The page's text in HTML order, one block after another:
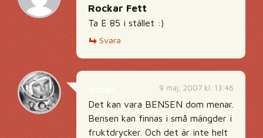
Rockar Fett
Ta E 85 i stället :)
Svara
9 maj, 2007 kl. 13:46
Det kan vara BENSEN dom menar.
Bensen kan finnas i små mängder i
fruktdrycker. Och det är inte helt